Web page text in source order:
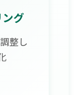
グ
整し